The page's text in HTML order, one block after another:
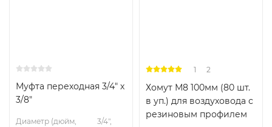
Муфта переходная 3/4" х
3/8"
Диаметр (дюйм,
3/4",
1 2
Хомут М8 100мм (80 шт.
в уп.) для воздуховода с
резиновым профилем